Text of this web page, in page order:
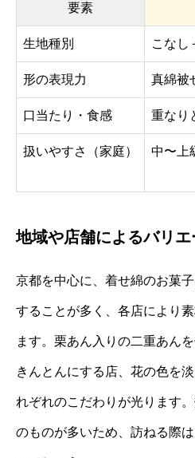
要素
生地種別 こなし
形の表現力 真綿被
口当たり・食感 重なり
扱いやすさ（家庭） 中〜上
地域や店舗によるバリ
京都を中心に、着せ綿のお菓
することが多く、各店により
ます。栗あん入りの二重あん
きんとんにする店、花の色を
れぞれのこだわりが光ります
のものが多いため、訪ねる際